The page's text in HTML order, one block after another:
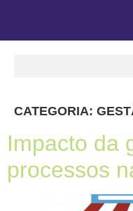
CATEGORIA:
Impacto da
processos